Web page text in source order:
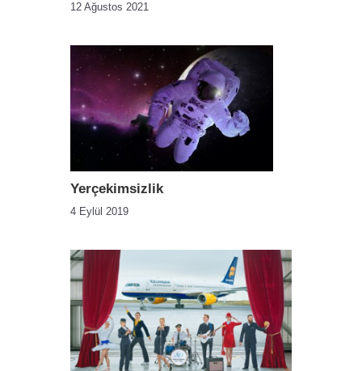
12 Ağustos 2021
Yerçekimsizlik
4 Eylül 2019